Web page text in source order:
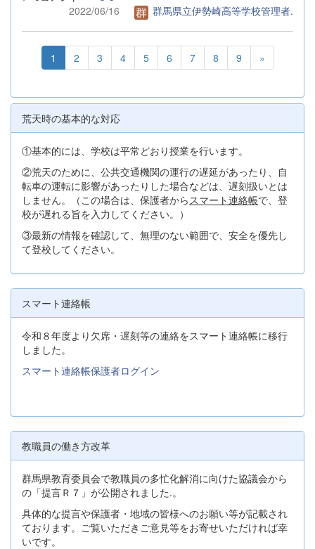
2022/06/16
群馬県立伊勢崎高等学校管理者.
1 2 3 4 5 6 7 8 9 »
荒天時の基本的な対応
①基本的には、学校は平常どおり授業を行います。
②荒天のために、公共交通機関の運行の遅延があったり、自
転車の運転に影響があったりした場合などは、遅刻扱いとは
しません。（この場合は、保護者から スマート連絡帳で、登
校が遅れる旨を入力してください。）
③最新の情報を確認して、無理のない範囲で、安全を優先し
て登校してください。
スマート連絡帳
令和８年度より欠席・遅刻等の連絡をスマート連絡帳に移行
しました。
スマート連絡帳保護者ログイン
教職員の働き方改革
群馬県教育委員会で教職員の多忙化解消に向けた協議会から
の「提言Ｒ７」が公開されました.。
具体的な提言や保護者・地域の皆様へのお願い等が記載され
ております。ご覧いただきご意見等をお寄せいただければ幸
いです。